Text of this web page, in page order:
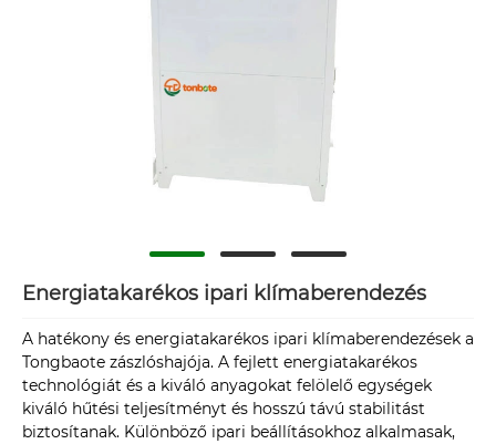
Energiatakarékos ipari klímaberendezés
A hatékony és energiatakarékos ipari klímaberendezések a
Tongbaote zászlóshajója. A fejlett energiatakarékos
technológiát és a kiváló anyagokat felölelő egységek
kiváló hűtési teljesítményt és hosszú távú stabilitást
biztosítanak. Különböző ipari beállításokhoz alkalmasak,